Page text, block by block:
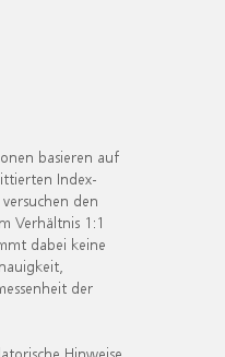
basieren auf
Index-
den
Verhältnis 1:1
dabei keine
der